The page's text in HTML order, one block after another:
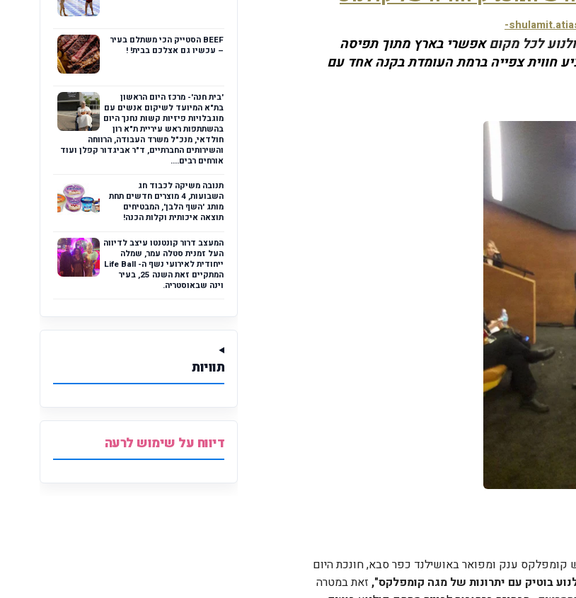
-
לכל מקום אפשרי בארץ מתוך תפיסה
בוטיק עם יתרונות של מגה קומפלקס",
BEEF הסטייק הכי משתלם בעיר
– עכשיו גם אצלכם בבית! !
'בית חנה'- מרכז היום הראשון
בת"א המיועד לשיקום אנשים עם
מוגבלויות פיזיות קשות נחנך היום
בהשתתפות ראש עיריית ת"א רון
חולדאי, מנכ"ל משרד העבודה, הרווחה
והשירותים החברתיים, ד"ר אביגדור קפלן ועוד
אורחים רבים....
תנובה משיקה לכבוד חג
השבועות, 4 מוצרים חדשים תחת
מותג 'השף הלבן', המבטיחים
תוצאה איכותית וקלות הכנה!
המעצב דרור קונטנטו עיצב לדיווה
העל זמנית סטלה עמר, שמלה
ייחודית לאירועי נשף ה- Life Ball
המתקיים זאת השנה 25, בעיר
וינה שבאוסטריה.
תוויות
דיווח על שימוש לרעה